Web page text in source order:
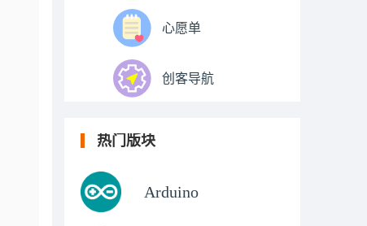
心愿单
创客导航
热门版块
Arduino